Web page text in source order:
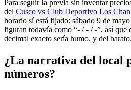
Para seguir la previa sin inventar
del Cusco vs Club Deportivo Los
horario sí está fijado: sábado 9 de
figuran todavía como “- / - / -”, así que
decimal exacto sería humo, y del barato.
¿La narrativa del local
números?